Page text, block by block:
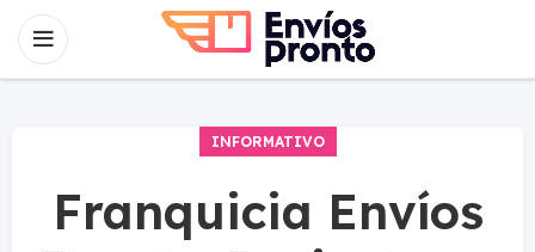
INFORMATIVO
Franquicia Envíos